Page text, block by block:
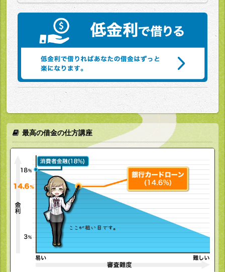
最高の借金の仕方講座